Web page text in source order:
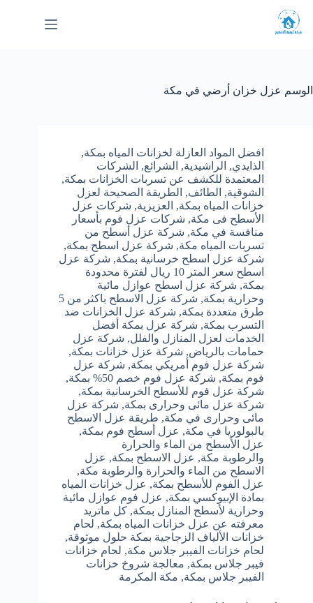
إلى
المحتوى
الوسم عزل خزان أرضي في مكة
افضل المواد العازلة لخزانات المياه بمكة,
الذايدي, الراشيدية, الشرائع, الشركات
المعتمدة للكشف عن تسربات الخزانات بمكة,
الشوقية, الطائف, الطريقة الصحيحة لعزل
خزانات المياه بمكة, العزيزية, شركات عزل
الأسطح فى مكة, شركات عزل فوم بأسعار
منافسة في مكة, شركة عزل أسطح من
تسربات المياه مكة, شركة عزل اسطح بمكة,
شركة عزل اسطح خرسانية بمكة, شركة عزل
اسطح سعر المتر 10 ريال لفترة محدودة
بمكة, شركة عزل اسطح عوازل مائية
وحرارية بمكة,
شركة عزل الاسطح باكثر من 5
طرق متعددة بمكة, شركة عزل الخزانات ضد
التسرب بمكة, شركة عزل بمكة أفضل
الخدمات لعزل المنازل والفلل, شركة عزل
حمامات بالرياض, شركة عزل خزانات بمكة,
شركة عزل فوم أمريكي بمكة, شركة عزل
فوم بمكة, شركة عزل فوم خصم 50% بمكة
,
شركة عزل فوم للأسطح الخرسانية بمكة,
شركة عزل مائى وحرارى بمكة, شركة عزل
مائى وحرارى في مكة, طريقة عزل الاسطح
بالبولوريا في مكة, عزل أسطح فوم بمكة,
عزل الأسطح من الماء والحرارة
والرطوبة مكة, عزل الاسطح بمكة, عزل
الاسطح من الماء والحرارة والرطوبة مكة,
عزل الفوم للأسطح بمكة, عزل خزانات المياه
بمادة الإبيوكسي بمكة, عزل فوم عوازل مائية
وحرارية لأسطح المنازل بمكة, كل ماتريد
معرفته عن عزل خزانات المياه بمكة, لحام
خزانات الألياف الزجاجية بمكة حلول موثوقة,
لحام خزانات الفيبر جلاس مكة, لحام خزانات
فيبر جلاس بمكة, معالجة شروخ خزانات
الفيبر جلاس بمكة, مكة المكرمة